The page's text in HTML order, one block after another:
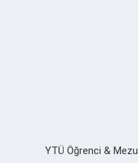
YTÜ Öğrenci &